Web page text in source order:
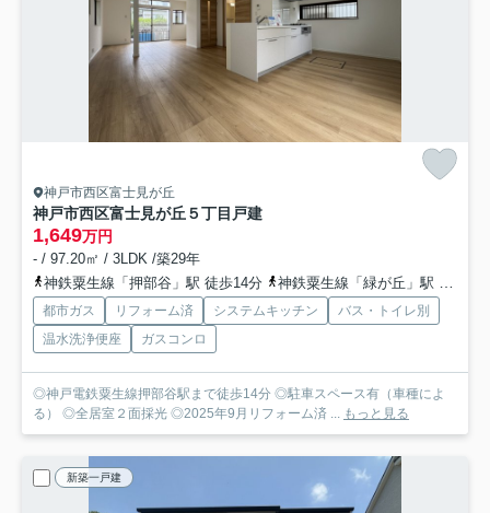
神戸市西区富士見が丘
神戸市西区富士見が丘５丁目戸建
1,649万円
- / 97.20㎡ / 3LDK /築29年
神鉄粟生線「押部谷」駅 徒歩14分
神鉄粟生線「緑が丘」駅 徒歩17分
都市ガス リフォーム済 システムキッチン
バス・トイレ別
温水洗浄便座
ガスコンロ
◎神戸電鉄粟生線押部谷駅まで徒歩14分 ◎駐車スペース有（車種によ
る） ◎全居室２面採光 ◎2025年9月リフォーム済 ...
もっと見る
新築一戸建